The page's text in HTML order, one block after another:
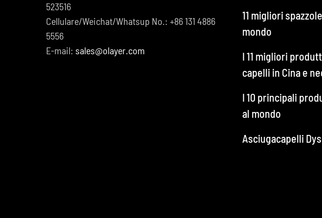
523516
Cellulare/Weichat/Whatsup No.: +86 131 4886
5556
E-mail: sales@olayer.com
11 migliori
mondo
I 11 migliori
capelli in Cina e
I 10 principali
al mondo
Asciugacapelli